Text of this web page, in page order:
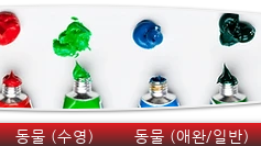
동물 (수영) 동물 (애완/일반)